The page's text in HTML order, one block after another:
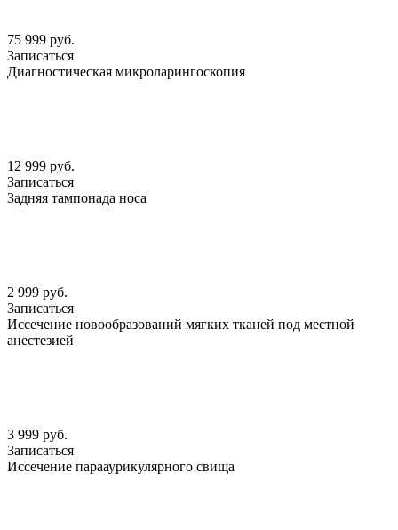
75 999 руб.
Записаться
Диагностическая микроларингоскопия
12 999 руб.
Записаться
Задняя тампонада носа
2 999 руб.
Записаться
Иссечение новообразований мягких тканей под местной
анестезией
3 999 руб.
Записаться
Иссечение парааурикулярного свища